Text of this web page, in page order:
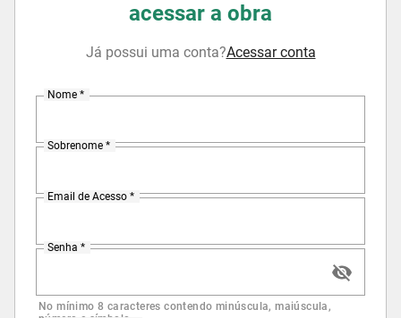
acessar a obra
Já possui uma conta?Acessar conta
Nome *
Sobrenome *
Email de Acesso *
Senha *
No mínimo 8 caracteres contendo minúscula, maiúscula,